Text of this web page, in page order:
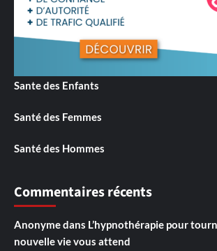
Sante des Enfants
Santé des Femmes
Santé des Hommes
Commentaires récents
Anonymedans L’hypnothérapie pour
nouvelle vie vous attend